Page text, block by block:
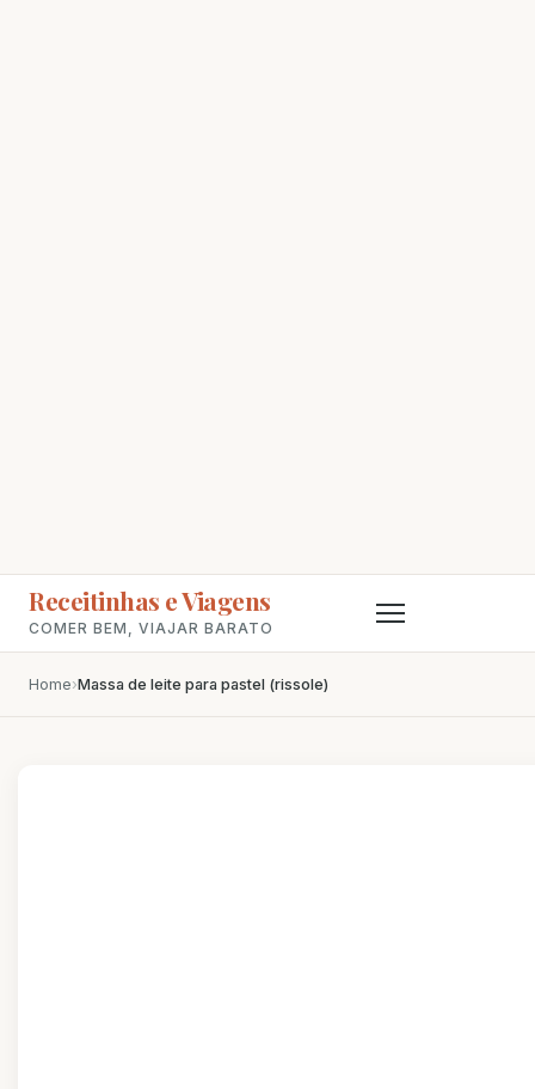
Receitinhas e Viagens
COMER BEM, VIAJAR BARATO
Home›Massa de leite para pastel (rissole)